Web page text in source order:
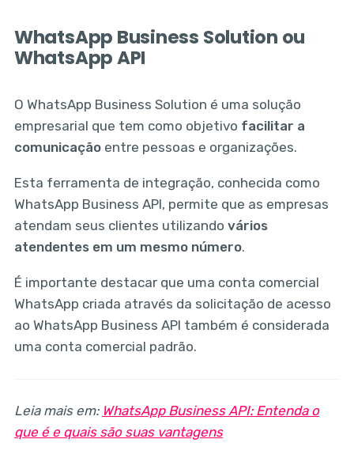
WhatsApp Business Solution ou
WhatsApp API
O WhatsApp Business Solution é uma solução
empresarial que tem como objetivo facilitar a
comunicaçãoentre pessoas e organizações.
Esta ferramenta de integração, conhecida como
WhatsApp Business API, permite que as empresas
atendam seus clientes utilizando vários
atendentes em um mesmo número.
É importante destacar que uma conta comercial
WhatsApp criada através da solicitação de acesso
ao WhatsApp Business API também é considerada
uma conta comercial padrão.
Leia mais em: WhatsApp Business API: Entenda o
que é e quais são suas vantagens